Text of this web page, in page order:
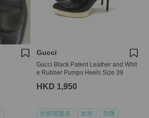
Gucci
Gucci Black Patent Leather and Whit
e Rubber Pumps Heels Size 39
HKD 1,950
近新閒置品 本地 免運